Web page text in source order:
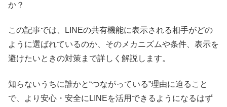
か？
この記事では、LINEの共有機能に表示される相手がどの
ように選ばれているのか、そのメカニズムや条件、表示を
避けたいときの対策まで詳しく解説します。
知らないうちに誰かと“つながっている”理由に迫ること
で、より安心・安全にLINEを活用できるようになるはず